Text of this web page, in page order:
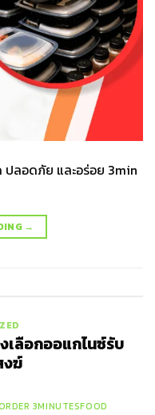
ปลอดภัย และอร่อย 3min
→
เลือกออแกไนซ์รับ
ฆ์
3MINUTESFOOD